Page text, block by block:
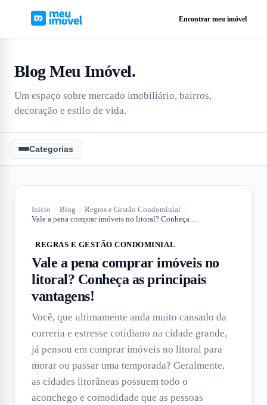
Encontrar meu imóvel
Blog Meu Imóvel.
Um espaço sobre mercado imobiliário, bairros,
decoração e estilo de vida.
Categorias
Início / Blog / Regras e Gestão Condominial /
Vale a pena comprar imóveis no litoral? Conheça as principais vantagens!
REGRAS E GESTÃO CONDOMINIAL
Vale a pena comprar imóveis no
litoral? Conheça as principais
vantagens!
Você, que ultimamente anda muito cansado da
correria e estresse cotidiano na cidade grande,
já pensou em comprar imóveis no litoral para
morar ou passar uma temporada? Geralmente,
as cidades litorâneas possuem todo o
aconchego e comodidade que as pessoas